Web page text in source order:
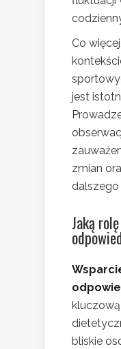
Co więcej,
jest
zmian
dalszego
Jaką
bliskie